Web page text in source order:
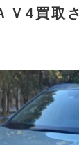
Ｖ4買取